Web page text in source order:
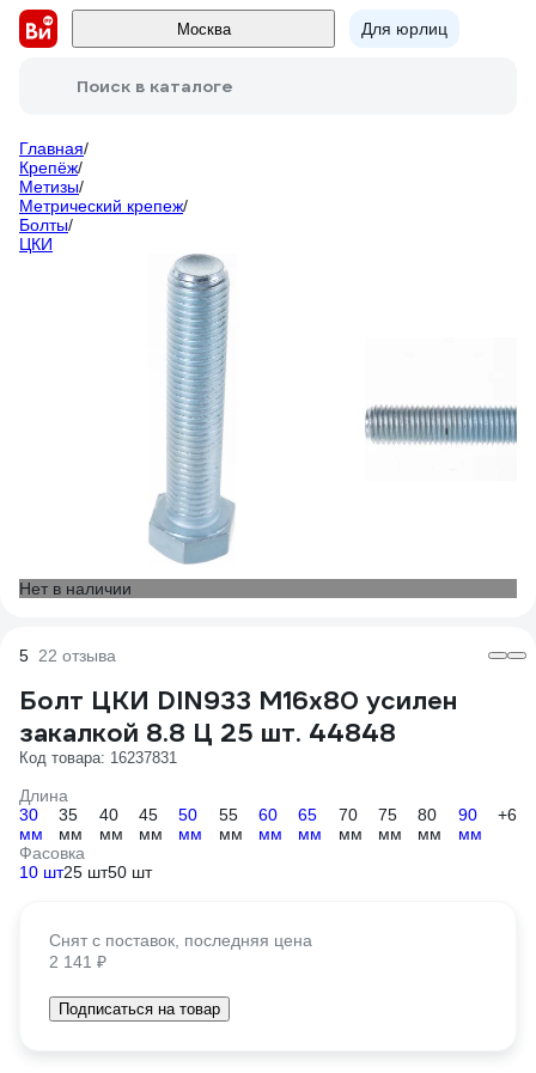
Москва Для юрлиц
Поиск в каталоге
Главная/
Крепёж/
Метизы/
Метрический крепеж/
Болты/
ЦКИ
Нет в наличии
5 22 отзыва
Болт ЦКИ DIN933 М16х80 усилен
закалкой 8.8 Ц 25 шт. 44848
Код товара: 16237831
Длина
30
мм
35
мм
40
мм
45
мм
50
мм
55
мм
60
мм
65
мм
70
мм
75
мм
80
мм
90
мм
+6
Фасовка
10 шт25 шт50 шт
Снят с поставок, последняя цена
2 141 ₽
Подписаться на товар